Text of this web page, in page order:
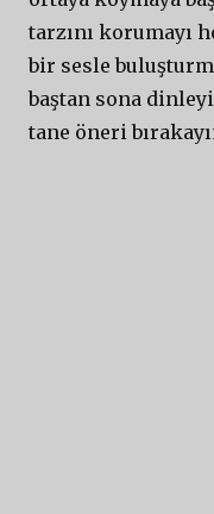
tarzını korumayı
bir sesle
baştan sona
tane öneri